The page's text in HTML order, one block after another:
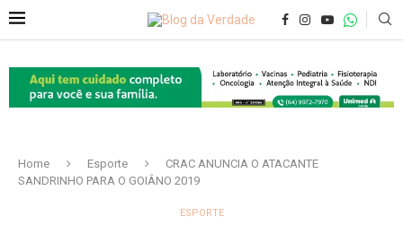
Home Esporte
CRAC ANUNCIA O ATACANTE
SANDRINHO PARA O GOIÂNO 2019
ESPORTE